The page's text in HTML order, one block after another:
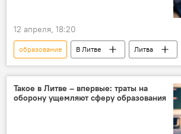
12 апреля, 18:20
образование В Литве
Литва
школьное образование
Общество
Министерство образования
школьники
Такое в Литве – впервые: траты на
оборону ущемляют сферу образования